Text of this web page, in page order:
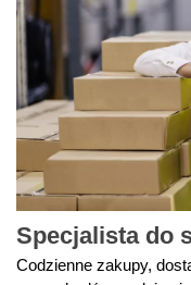
Specjalista do
Codzienne zakupy,